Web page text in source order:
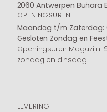
2060 Antwerpen Buhara
OPENINGSUREN
Maandag t/m Zaterdag:
Gesloten Zondag en
Openingsuren Magazijn:
zondag en dinsdag
LEVERING